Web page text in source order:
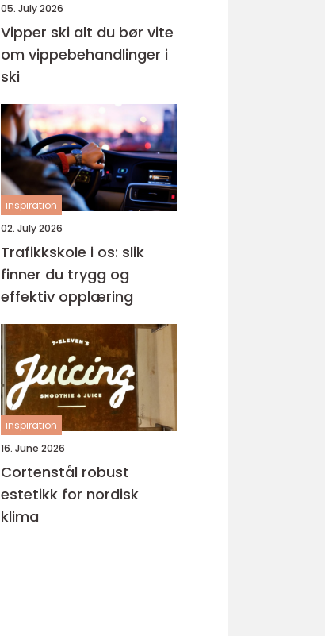
05. July 2026
Vipper ski alt du bør vite
om vippebehandlinger i
ski
inspiration
02. July 2026
Trafikkskole i os: slik
finner du trygg og
effektiv opplæring
inspiration
16. June 2026
Cortenstål robust
estetikk for nordisk
klima